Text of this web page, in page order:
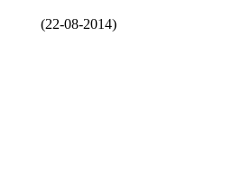
(22-08-2014)